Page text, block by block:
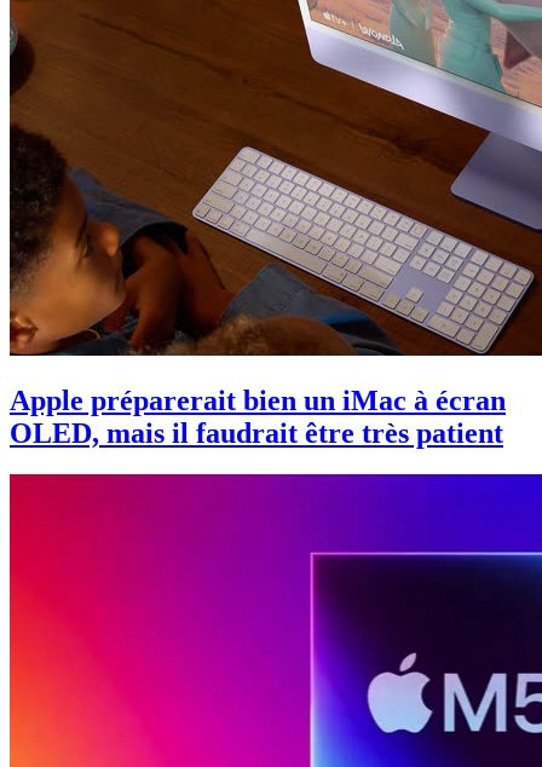
Apple préparerait bien un iMac à écran
OLED, mais il faudrait être très patient